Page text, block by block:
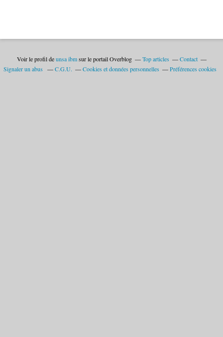
Voir le profil deunsa ibmsur le portail Overblog Top articles
Contact
Signaler un abus
C.G.U. Cookies et données personnelles Préférences cookies